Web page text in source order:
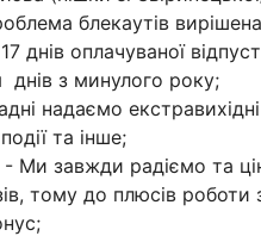
блекаутів
днів оплачуваної
з минулого року;
надаємо
та інше;
Ми завжди радіємо та
тому до плюсів роботи